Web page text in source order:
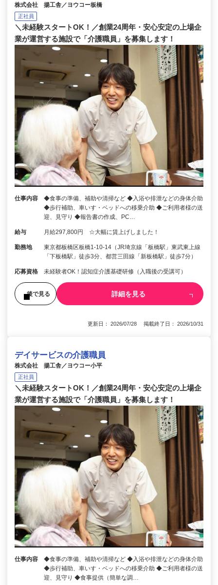
株式会社 揚工舎／ヨウコー板橋
正社員
＼未経験スタートOK！／創業24周年・安心安定の上場企
業が運営する施設で「介護職員」を募集します！
仕事内容
◆食事の準備、補助や清掃など ◆入浴や排泄などの身体介助
◆歩行補助、車いす・ベッドへの移乗介助 ◆ご利用者様の送
迎、見守り ◆報告書の作成、PC…
給与 月給297,800円 ☆大幅に賃上げしました！
勤務地
東京都板橋区板橋1-10-14（JR埼京線「板橋駅」東武東上線
「下板橋駅」徒歩3分、都営三田線「新板橋駅」徒歩7分）
応募資格 未経験者OK！認知症介護基礎研修（入職後の受講可）
後で見る 詳細を見る
更新日： 2026/07/28 掲載終了日： 2026/10/31
デイサービスの介護職員
株式会社 揚工舎／ヨウコー小平
正社員
＼未経験スタートOK！／創業24周年・安心安定の上場企
業が運営する施設で「介護職員」を募集します！
仕事内容
◆食事の準備、補助や清掃など ◆入浴や排泄などの身体介助
◆歩行補助、車いす・ベッドへの移乗介助 ◆ご利用者様の送
迎、見守り ◆食事提供（簡単な調…